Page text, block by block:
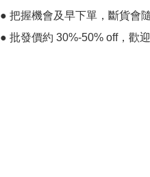
● 把握機會及早下單，斷貨會